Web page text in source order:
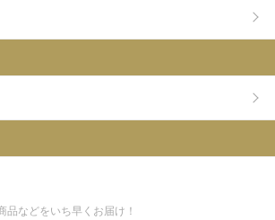
品などをいち早くお届け！